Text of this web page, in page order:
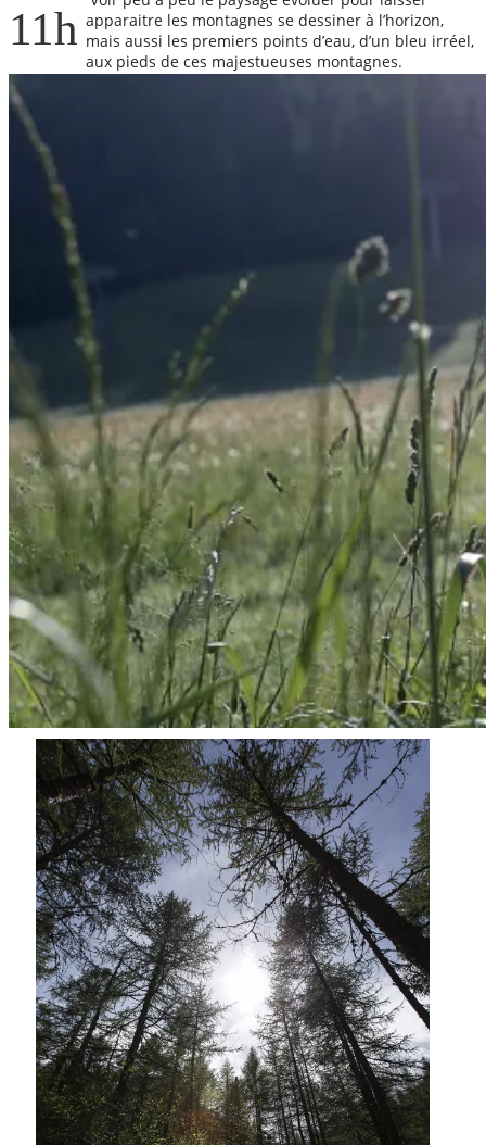
11h apparaitre les montagnes se dessiner à l’horizon,
mais aussi les premiers points d’eau, d’un bleu irréel,
aux pieds de ces majestueuses montagnes.